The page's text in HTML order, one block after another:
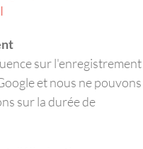
sur
et nous ne
sur la durée de